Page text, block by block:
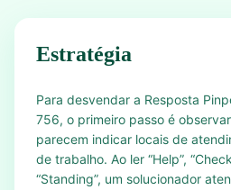
Estratégia
Para desvendar a Resposta
756, o primeiro passo é
parecem indicar locais de
de trabalho. Ao ler “Help”,
“Standing”, um solucionador